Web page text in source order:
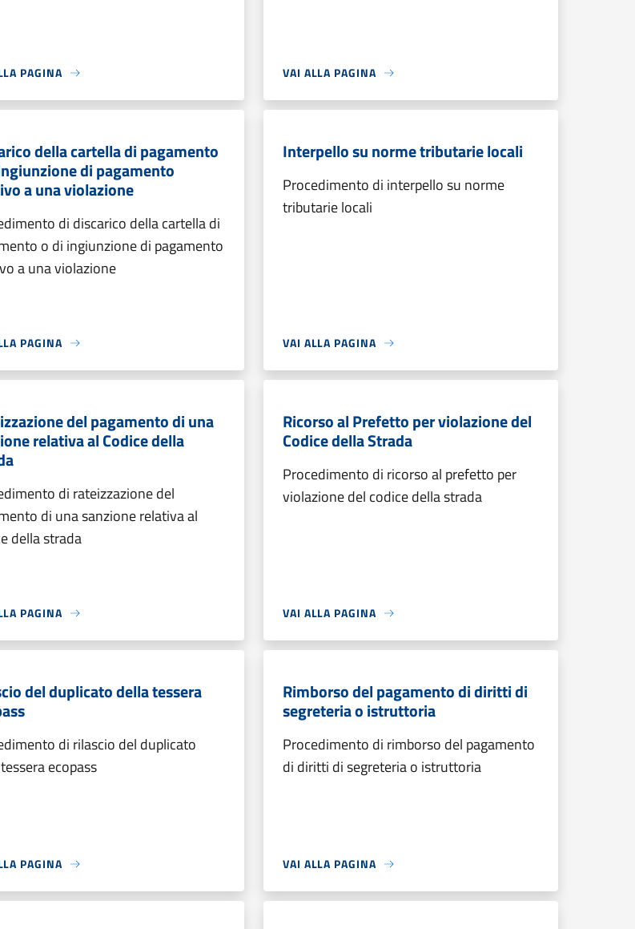
PAGINA VAI ALLA PAGINA
della cartella di pagamento
di pagamento
a una violazione
di discarico della cartella di
o di ingiunzione di pagamento
a una violazione
PAGINA
Interpello su norme tributarie locali
Procedimento di interpello su norme
tributarie locali
VAI ALLA PAGINA
del pagamento di una
relativa al Codice della
di rateizzazione del
di una sanzione relativa al
della strada
PAGINA
Ricorso al Prefetto per violazione del
Codice della Strada
Procedimento di ricorso al prefetto per
violazione del codice della strada
VAI ALLA PAGINA
del duplicato della tessera
di rilascio del duplicato
ecopass
PAGINA
Rimborso del pagamento di diritti di
segreteria o istruttoria
Procedimento di rimborso del pagamento
di diritti di segreteria o istruttoria
VAI ALLA PAGINA